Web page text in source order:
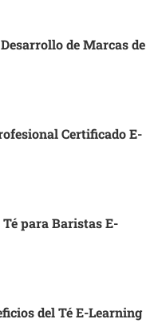
de Marcas de
Certificado E-
para Baristas E-
del Té E-Learning